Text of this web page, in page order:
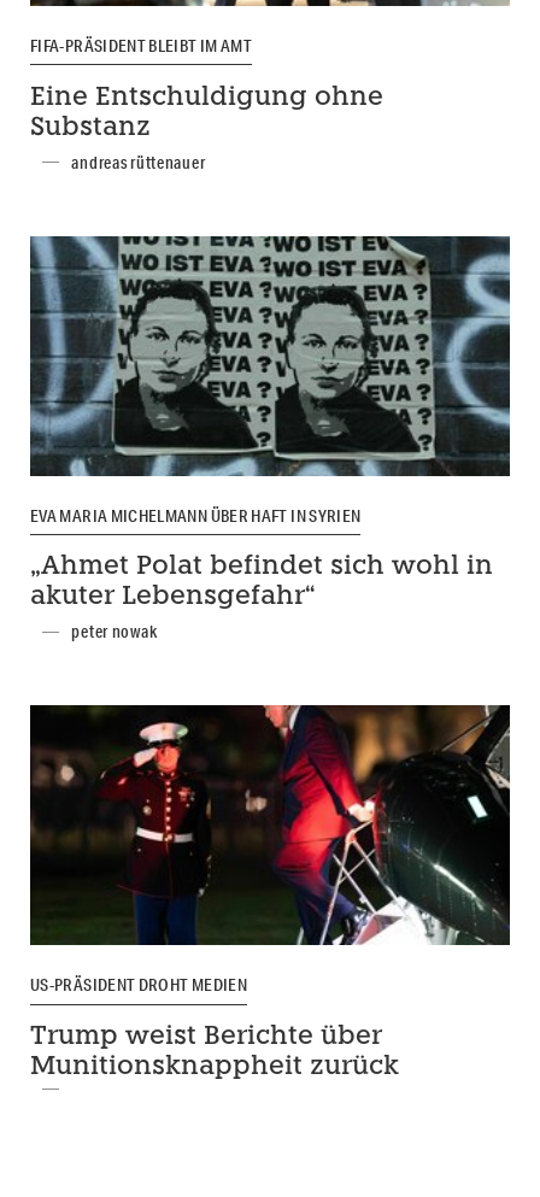
FIFA-PRÄSIDENT BLEIBT IM AMT
Eine Entschuldigung ohne
Substanz
andreas rüttenauer
EVA MARIA MICHELMANN ÜBER HAFT IN SYRIEN
„Ahmet Polat befindet sich wohl in
akuter Lebensgefahr“
peter nowak
US-PRÄSIDENT DROHT MEDIEN
Trump weist Berichte über
Munitionsknappheit zurück